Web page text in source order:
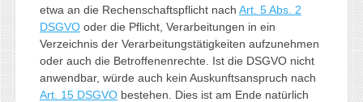
etwa an die Rechenschaftspflicht nach Art. 5 Abs. 2
DSGVOoder die Pflicht, Verarbeitungen in ein
Verzeichnis der Verarbeitungstätigkeiten aufzunehmen
oder auch die Betroffenenrechte. Ist die DSGVO nicht
anwendbar, würde auch kein Auskunftsanspruch nach
Art. 15 DSGVObestehen. Dies ist am Ende natürlich